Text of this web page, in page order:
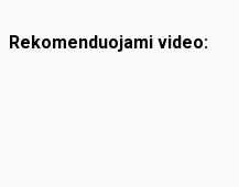
Rekomenduojami video: